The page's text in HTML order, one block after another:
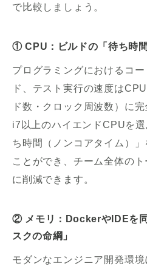
で比較しましょう。
① CPU：ビルドの「待ち時
プログラミングにおけるコ
ド、テスト実行の速度は
ド数・クロック周波数）に
i7以上のハイエンドCPUを
ち時間（ノンコアタイム）
ことができ、チーム全体の
に削減できます。
② メモリ：DockerやIDEを
スクの命綱」
モダンなエンジニア開発環